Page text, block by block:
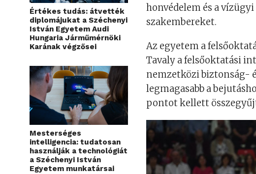
Értékes tudás: átvették
diplomájukat a Széchenyi
István Egyetem Audi
Hungaria Járműmérnöki
Karának végzősei
Mesterséges
intelligencia: tudatosan
használják a technológiát
a Széchenyi István
Egyetem munkatársai
honvédelem és a
szakembereket.
Az egyetem a
Tavaly a felsőoktatási
nemzetközi biztonság-
legmagasabb a
pontot kellett